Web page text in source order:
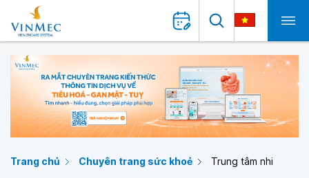
Trang chủ Chuyên trang sức khoẻ Trung tâm nhi